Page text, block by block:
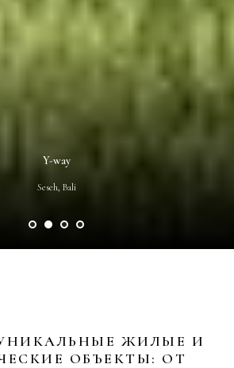
Y-way
Seseh, Bali
ЖИЛЫЕ И
ОБЪЕКТЫ: ОТ